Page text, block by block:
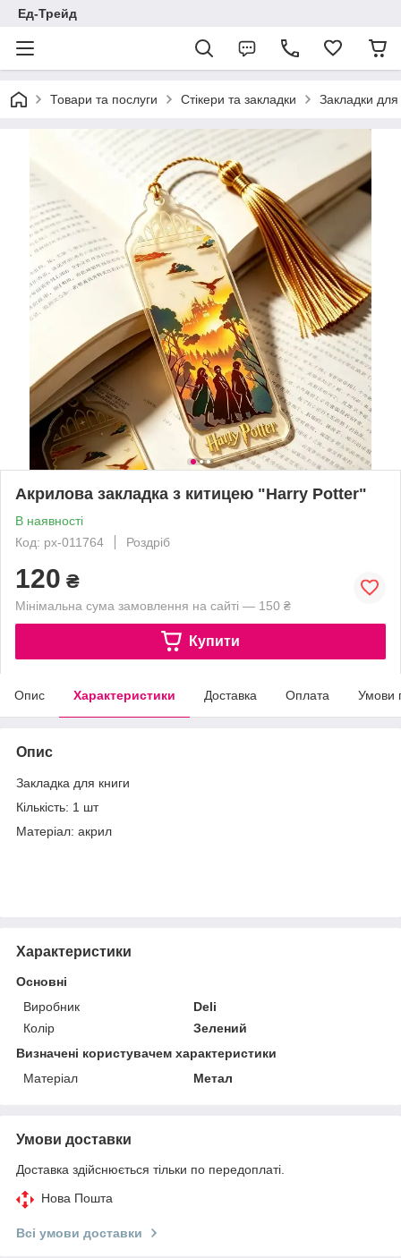
Ед-Трейд
Товари та послуги Стікери та закладки Закладки для
Акрилова закладка з китицею "Harry Potter"
В наявності
Код: px-011764
Роздріб
120 ₴
Мінімальна сума замовлення на сайті — 150 ₴
Купити
Опис Характеристики Доставка Оплата Умови
Опис
Закладка для книги
Кількість: 1 шт
Матеріал: акрил
Характеристики
Основні
Виробник
Deli
Колір
Зелений
Визначені користувачем характеристики
Матеріал
Метал
Умови доставки
Доставка здійснюється тільки по передоплаті.
Нова Пошта
Всі умови доставки